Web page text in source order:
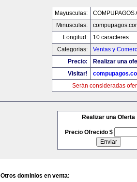
Mayusculas:
Minusculas:
Longitud:
10 caracteres
Categorias:
Ventas y
Precio:
Realizar una
Visitar!
Serán consideradas
Realizar una Oferta
Precio Ofrecido $
Otros dominios en venta: